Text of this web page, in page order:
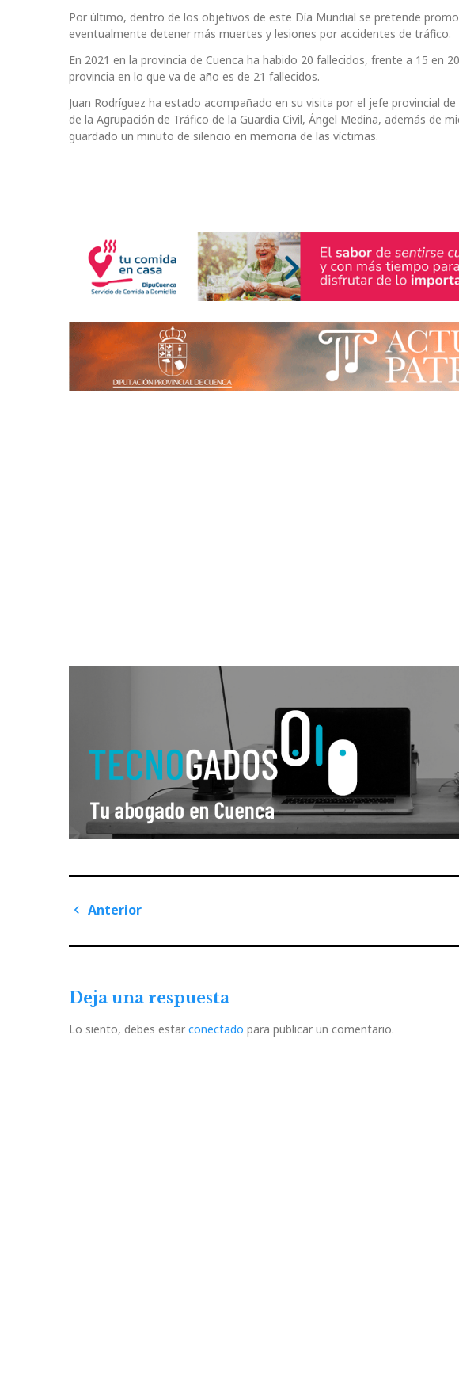
Por último, dentro de los objetivos de este Día Mundial se pretende
eventualmente detener más muertes y lesiones por accidentes de tráfico.
En 2021 en la provincia de Cuenca ha habido 20 fallecidos, frente a 15 en
provincia en lo que va de año es de 21 fallecidos.
Juan Rodríguez ha estado acompañado en su visita por el jefe provincial
de la Agrupación de Tráfico de la Guardia Civil, Ángel Medina, además de
guardado un minuto de silencio en memoria de las víctimas.
Navegación
de
Anterior
Deja una respuesta
Lo siento, debes estar conectado para publicar un comentario.